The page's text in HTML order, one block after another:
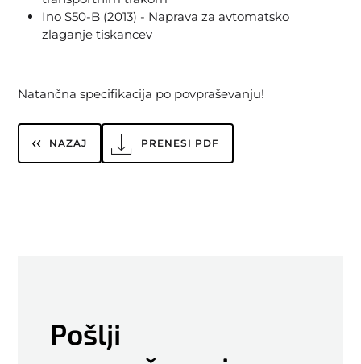
Ino S50-B (2013) - Naprava za avtomatsko
zlaganje tiskancev
Natančna specifikacija po povpraševanju!
NAZAJ PRENESI PDF
Pošlji